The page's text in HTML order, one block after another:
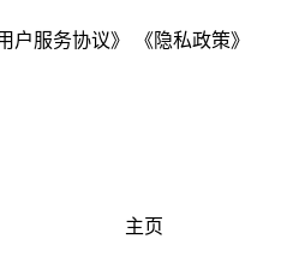
户服务协议》 《隐私政策》
主页